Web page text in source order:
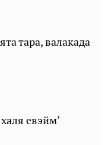
тара, валакада
евэйм’